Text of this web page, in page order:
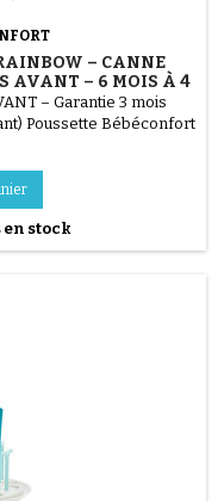
– CANNE
AVANT – 6 MOIS À 4
– Garantie 3 mois
Poussette Bébéconfort
Utilisable de 6 mois
Graphite (gris).
stock